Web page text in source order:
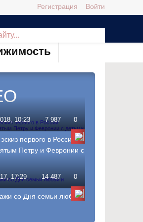
Регистрация Войти
10:23 7 987 0
первого в России
Петру и Февронии с
17:29 14 487 0
со Дня семьи любви